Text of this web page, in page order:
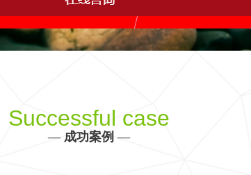
Successful case
— 成功案例 —